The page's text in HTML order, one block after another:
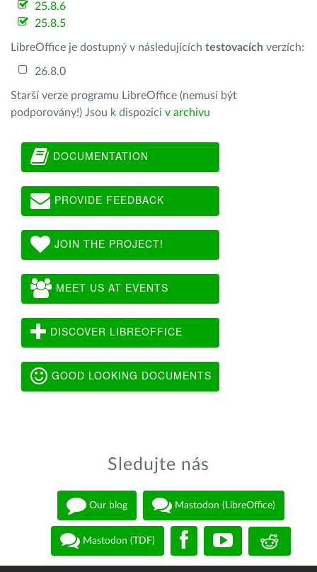
25.8.6
25.8.5
LibreOffice je dostupný v následujících testovacích verzích:
26.8.0
Starší verze programu LibreOffice (nemusí být
podporovány!) Jsou k dispozici v archivu
DOCUMENTATION
PROVIDE FEEDBACK
JOIN THE PROJECT!
MEET US AT EVENTS
DISCOVER LIBREOFFICE
GOOD LOOKING DOCUMENTS
Sledujte nás
Our blog Mastodon (LibreOffice)
Mastodon (TDF)